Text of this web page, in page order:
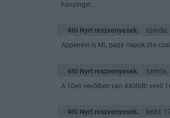
hányinger...
4IG Nyrt reszvenyesek. szerda,
Appeninn is ML papir napok óta
4IG Nyrt reszvenyesek. szerda,
A 10es vevőiben van 4400db vevő
4IG Nyrt reszvenyesek. kedd,